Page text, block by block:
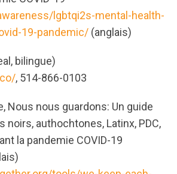
lgbtqi2s-mental-health-
19-pandemic/ (anglais)
bilingue)
, 514-866-0103
Nous nous guardons: Un guide
noirs, authochtones, Latinx, PDC,
la pandemie COVID-19